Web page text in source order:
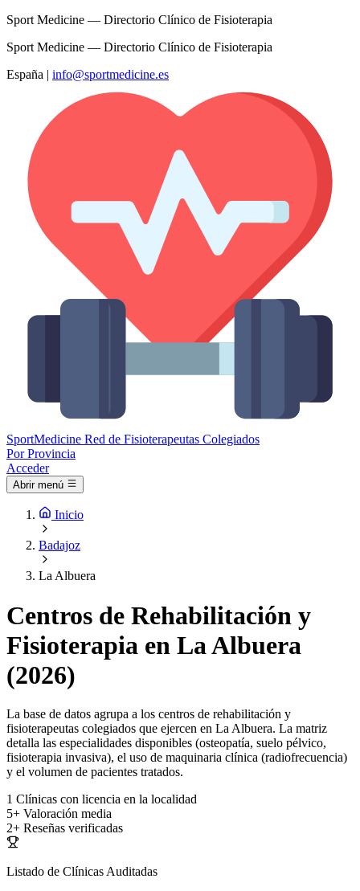
Sport Medicine — Directorio Clínico de Fisioterapia
Sport Medicine — Directorio Clínico de Fisioterapia
España | info@sportmedicine.es
SportMedicine Red de Fisioterapeutas Colegiados
Por Provincia
Acceder
Abrir menú
Inicio
Badajoz
La Albuera
Centros de Rehabilitación y
Fisioterapia en La Albuera
(2026)
La base de datos agrupa a los centros de rehabilitación y
fisioterapeutas colegiados que ejercen en La Albuera. La matriz
detalla las especialidades disponibles (osteopatía, suelo pélvico,
fisioterapia invasiva), el uso de maquinaria clínica (radiofrecuencia)
y el volumen de pacientes tratados.
1 Clínicas con licencia en la localidad
5+ Valoración media
2+ Reseñas verificadas
Listado de Clínicas Auditadas